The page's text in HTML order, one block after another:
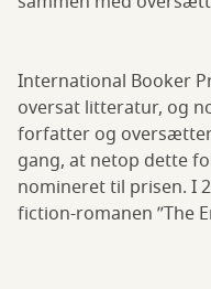
International Booker
oversat litteratur, og
forfatter og
gang, at netop dette
nomineret til prisen. I
fiction-romanen ”The